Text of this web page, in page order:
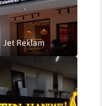
Jet Reklam